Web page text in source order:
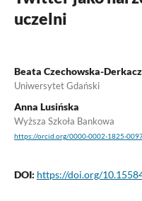
uczelni
Beata Czechowska-Derkacz
Uniwersytet Gdański
Anna Lusińska
Wyższa Szkoła Bankowa
https://orcid.org/0000-0002-1825-
DOI: https://doi.org/